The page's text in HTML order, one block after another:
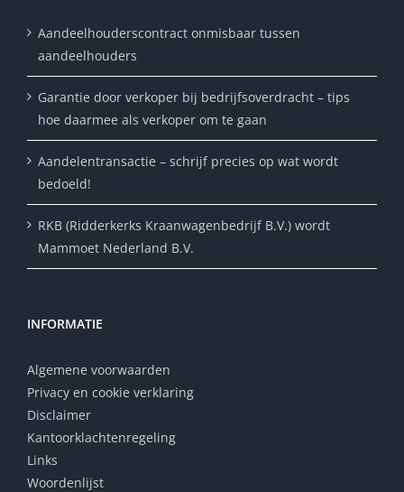
Aandeelhouderscontract onmisbaar tussen
aandeelhouders
Garantie door verkoper bij bedrijfsoverdracht – tips
hoe daarmee als verkoper om te gaan
Aandelentransactie – schrijf precies op wat wordt
bedoeld!
RKB (Ridderkerks Kraanwagenbedrijf B.V.) wordt
Mammoet Nederland B.V.
INFORMATIE
Algemene voorwaarden
Privacy en cookie verklaring
Disclaimer
Kantoorklachtenregeling
Links
Woordenlijst